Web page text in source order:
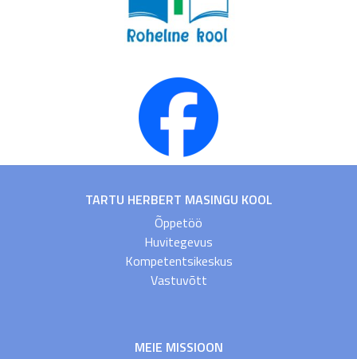
TARTU HERBERT MASINGU KOOL
Õppetöö
Huvitegevus
Kompetentsikeskus
Vastuvõtt
MEIE MISSIOON